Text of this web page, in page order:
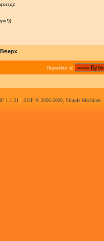
Вверх
Перейти в:
1.1.21 | SMF © 2006-2009, Simple Machines